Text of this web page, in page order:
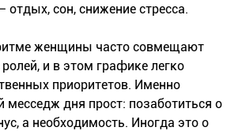
сон, снижение стресса.
женщины часто совмещают
и в этом графике легко
приоритетов. Именно
месседж дня прост: позаботиться о
а необходимость. Иногда это о